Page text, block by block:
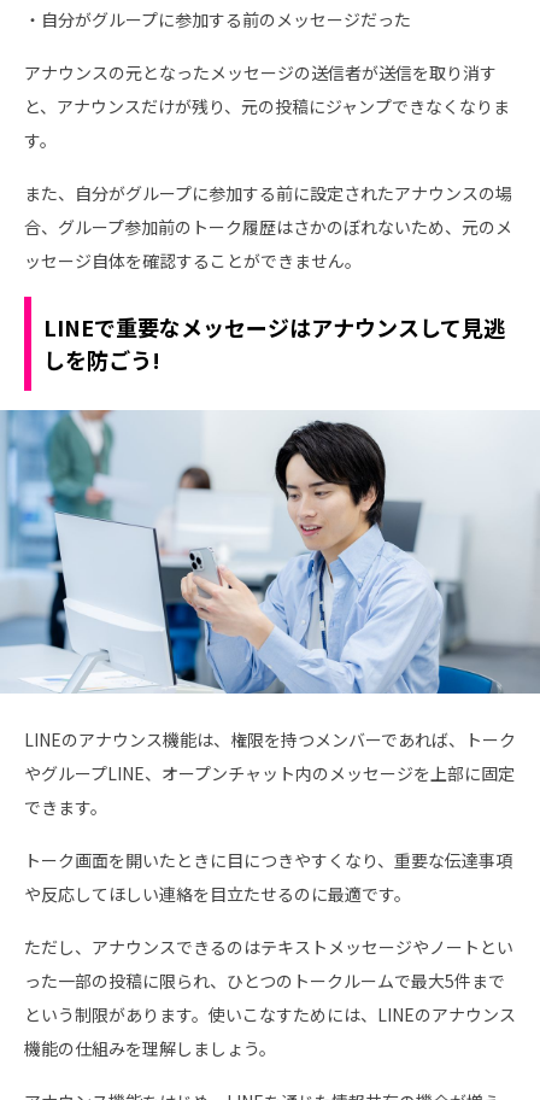
・自分がグループに参加する前のメッセージだった
アナウンスの元となったメッセージの送信者が送信を取り消す
と、アナウンスだけが残り、元の投稿にジャンプできなくなりま
す。
また、自分がグループに参加する前に設定されたアナウンスの場
合、グループ参加前のトーク履歴はさかのぼれないため、元のメ
ッセージ自体を確認することができません。
LINEで重要なメッセージはアナウンスして見逃
しを防ごう!
LINEのアナウンス機能は、権限を持つメンバーであれば、トーク
やグループLINE、オープンチャット内のメッセージを上部に固定
できます。
トーク画面を開いたときに目につきやすくなり、重要な伝達事項
や反応してほしい連絡を目立たせるのに最適です。
ただし、アナウンスできるのはテキストメッセージやノートとい
った一部の投稿に限られ、ひとつのトークルームで最大5件まで
という制限があります。使いこなすためには、LINEのアナウンス
機能の仕組みを理解しましょう。